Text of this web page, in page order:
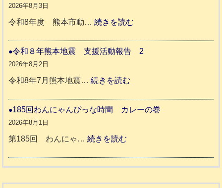
支
報
告
ッ
一
り
支
ま
ま
2026年8月3日
令和8年度 熊本市動…続きを読む
和
動
令和８年熊本地震 支援活動報告 2
2026年8月2日
令和8年7月熊本地震…続きを読む
和
185回わんにゃんぴっな時間 カレーの巻
2026年8月1日
第185回 わんにゃ…続きを読む
8